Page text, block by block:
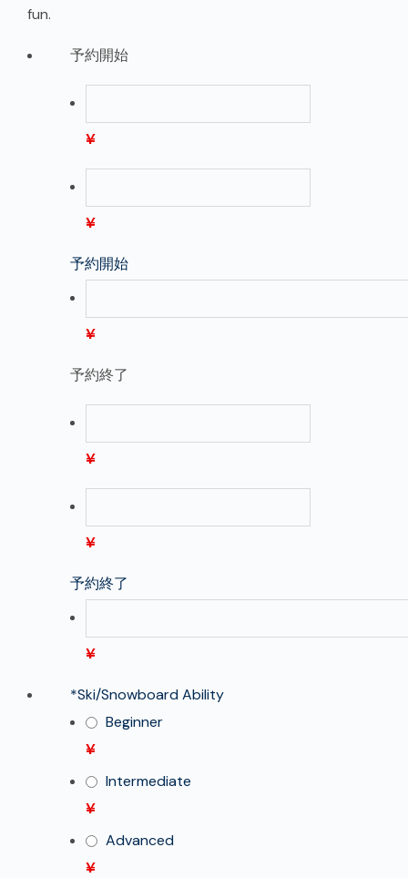
fun.
予約開始
¥
¥
予約開始
¥
予約終了
¥
¥
予約終了
¥
*Ski/Snowboard Ability
Beginner
¥
Intermediate
¥
Advanced
¥